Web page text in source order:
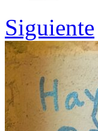
Siguiente